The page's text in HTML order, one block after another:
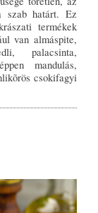
szab határt. Ez
termékek
van almáspite,
palacsinta,
mandulás,
csokifagyi